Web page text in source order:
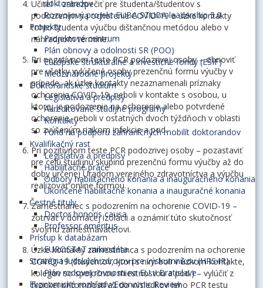
doktorandov
Rozvojový projekt EUBA STUBA leadership 5.0
Projekty
Projektové centrum
Plán obnovy a odolnosti SR (POO)
Európske štrukturálne a investičné fondy (EŠIF)
Medzinárodné projekty
Doktorandské štúdium
Legislatíva a predpisy
Akreditované študijné programy
Kontakty
Fond na podporu zahraničných mobilít doktorandov
Kvalifikačný rast
Legislatíva a predpisy
Habilitačné práce
Odbory habilitačného konania a inauguračného konania
Ukončené habilitačné konania a inauguračné konania
Čestné tituly
Doctor honoris causa
Professor emeritus
Prístup k databázam
EUROSTAT mikrodáta
Stratégia ľudských zdrojov pre výskumníkov (HRS4R)
Plán rodovej rovnosti na EU v Bratislave
Ekonomické rozhľady/Economic Review
Učiteľ – zabezpečiť pre študenta/študentov s
podozrením na ochorenie COVID-19 a úzke kontakty
tohto študenta výučbu dištančnou metódou alebo v
náhradnom termíne.
Pri negatívnom teste PCR podozrivej osoby – obnoviť
pre všetky vylúčené osoby prezenčnú formu výučby v
prípade, ak úzke kontakty nezaznamenali príznaky
ochorenia COVID-19, neboli v kontakte s osobou, u
ktorej je podozrenie na ochorenie alebo potvrdené
ochorenie, neboli v ostatných dvoch týždňoch v oblasti
so zvýšeným rizikom infekcie a pod.
Pri pozitívnom teste PCR podozrivej osoby – pozastaviť
pre celú študijnú skupinu prezenčnú formu výučby až do
doby určenej Úradom verejného zdravotníctva a výučbu
realizovať online formou.
Zamestnanec s podozrením na ochorenie COVID-19 –
zotrvať v domácej izolácii a oznámiť túto skutočnosť
svojmu zamestnávateľovi.
Úzke kontakty zamestnanca s podozrením na ochorenie
COVID-19 (študentov, ktorí s ním boli v úzkom kontakte,
kolegov so spoločnou miestnosťou a pod.) – vylúčiť z
fyzickej prítomnosti až do výsledkov jeho PCR testu